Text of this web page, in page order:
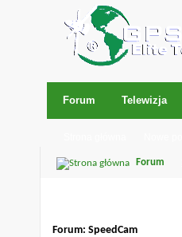
Forum Telewizja
Forum
Forum: SpeedCam